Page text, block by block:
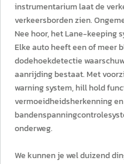
instrumentarium laat de
verkeersborden zien.
Nee hoor, het Lane-keeping
Elke auto heeft een of meer
dodehoekdetectie
aanrijding bestaat. Met
warning system, hill hold
vermoeidheidsherkenning en
onderweg.
We kunnen je wel duizend